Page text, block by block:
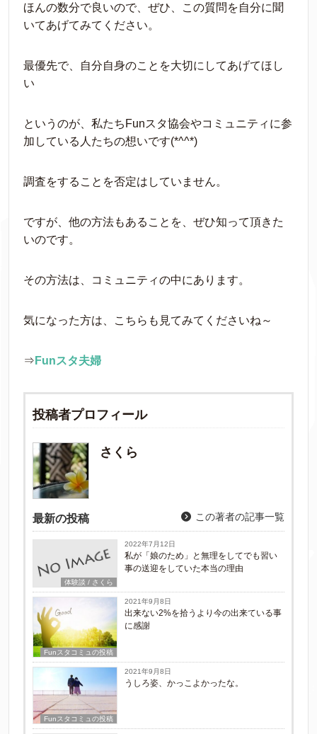
ほんの数分で良いので、ぜひ、この質問を自分に聞
いてあげてみてください。
最優先で、自分自身のことを大切にしてあげてほし
い
というのが、私たちFunスタ協会やコミュニティに参
加している人たちの想いです(*^^*)
調査をすることを否定はしていません。
ですが、他の方法もあることを、ぜひ知って頂きた
いのです。
その方法は、コミュニティの中にあります。
気になった方は、こちらも見てみてくださいね～
⇒ Funスタ夫婦
投稿者プロフィール
さくら
最新の投稿 この著者の記事一覧
体験談 / さくら
2022年7月12日
私が「娘のため」と無理をしてでも習い
事の送迎をしていた本当の理由
Funスタコミュの投稿
2021年9月8日
出来ない2%を拾うより今の出来ている事
に感謝
Funスタコミュの投稿
2021年9月8日
うしろ姿、かっこよかったな。